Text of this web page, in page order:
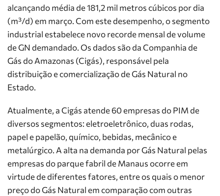
alcançando média de 181,2 mil metros cúbicos por dia
(m³/d) em março. Com este desempenho, o segmento
industrial estabelece novo recorde mensal de volume
de GN demandado. Os dados são da Companhia de
Gás do Amazonas (Cigás), responsável pela
distribuição e comercialização de Gás Natural no
Estado.
Atualmente, a Cigás atende 60 empresas do PIM de
diversos segmentos: eletroeletrônico, duas rodas,
papel e papelão, químico, bebidas, mecânico e
metalúrgico. A alta na demanda por Gás Natural pelas
empresas do parque fabril de Manaus ocorre em
virtude de diferentes fatores, entre os quais o menor
preço do Gás Natural em comparação com outras